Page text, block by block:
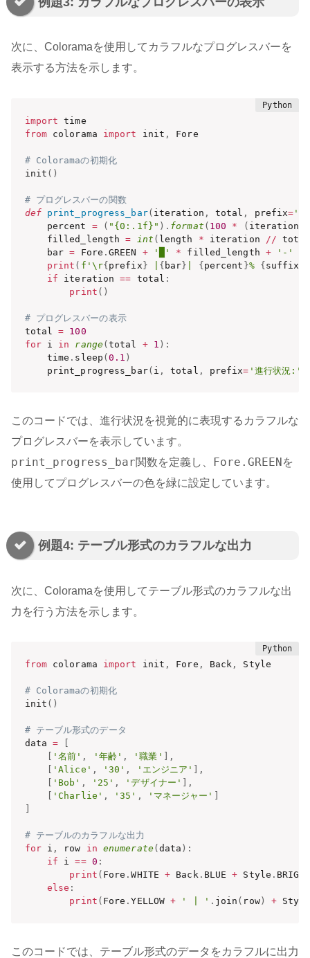
次に、Coloramaを使用してカラフルなプログレスバーを
表示する方法を示します。
import
from colorama import init , Fore
# Coloramaの初期化
init ( )
# プログレスバーの関数
def
print_progress_bar( iteration , total , prefix= ''
    percent
= ( "{0:.1f}" ) . format ( 100 * ( iteration
    filled_length
= int ( length * iteration // total
    bar
= Fore .GREEN + '█' * filled_length + '-'
print ( f'\r{prefix} { bar} {percent }% {suffix
if iteration == total :
print ( )
# プログレスバーの表示
total = 100
for i in range(total + 1 ) :
    time
. sleep (0.1 )
    print_progress_bar
( i , total , prefix= '進行状況:'
このコードでは、進行状況を視覚的に表現するカラフルな
プログレスバーを表示しています。
print_progress_bar関数を定義し、 Fore.GREEN を
使用してプログレスバーの色を緑に設定しています。
例題4: テーブル形式のカラフルな出力
次に、Coloramaを使用してテーブル形式のカラフルな出
力を行う方法を示します。
from colorama import init , Fore , Back , Style
# Coloramaの初期化
init ( )
# テーブル形式のデータ
data =
'名前' , '年齢' , '職業'
,
'Alice' , '30' , 'エンジニア'
,
'Bob' , '25' , 'デザイナー'
,
'Charlie' , '35' , 'マネージャー'
# テーブルのカラフルな出力
for i , row in enumerate( data ) :
if i == 0 :
print ( Fore .WHITE + Back. BLUE + Style .
else :
print ( Fore .YELLOW + ' | ' . join ( row) + Style
このコードでは、テーブル形式のデータをカラフルに出力